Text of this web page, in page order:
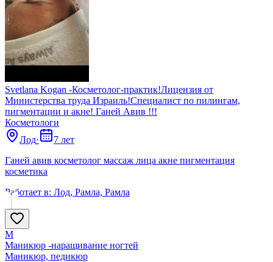
Svetlana Kogan -Косметолог-практик!Лицензия от
Министерства труда Израиль!Специалист по пилингам,
пигментации и акне! Ганей Авив !!!
Косметологи
Лод·
7 лет
Ганей авив косметолог массаж лица акне пигментация
косметика
Работает в: Лод, Рамла, Рамла
М
Маникюр -наращивание ногтей
Маникюр, педикюр